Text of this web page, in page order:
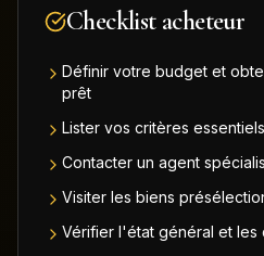
Checklist acheteur
Définir votre budget et
prêt
Lister vos critères
Contacter un agent
Visiter les biens
Vérifier l'état général et les